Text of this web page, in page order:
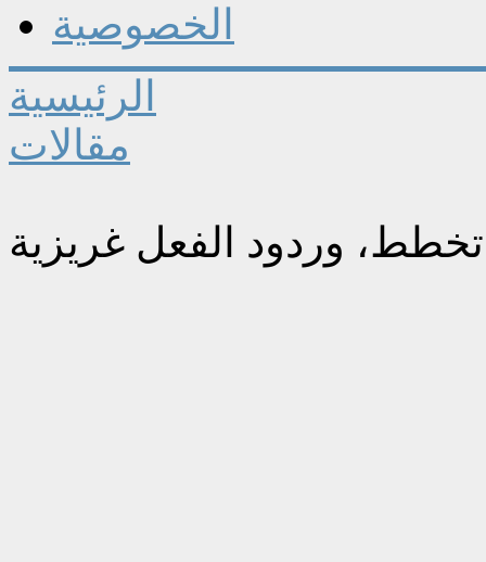
الخصوصية
الرئيسية
مقالات
تخطط، وردود الفعل غريزية